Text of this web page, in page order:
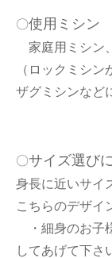
〇使用ミシン
家庭用ミシン
（ロックミシ
ザグミシンなど
〇サイズ選び
身長に近いサイ
こちらのデザイ
・細身のお子
してあげて下さ